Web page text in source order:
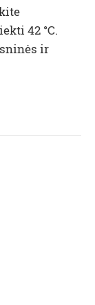
42 °C.
ir